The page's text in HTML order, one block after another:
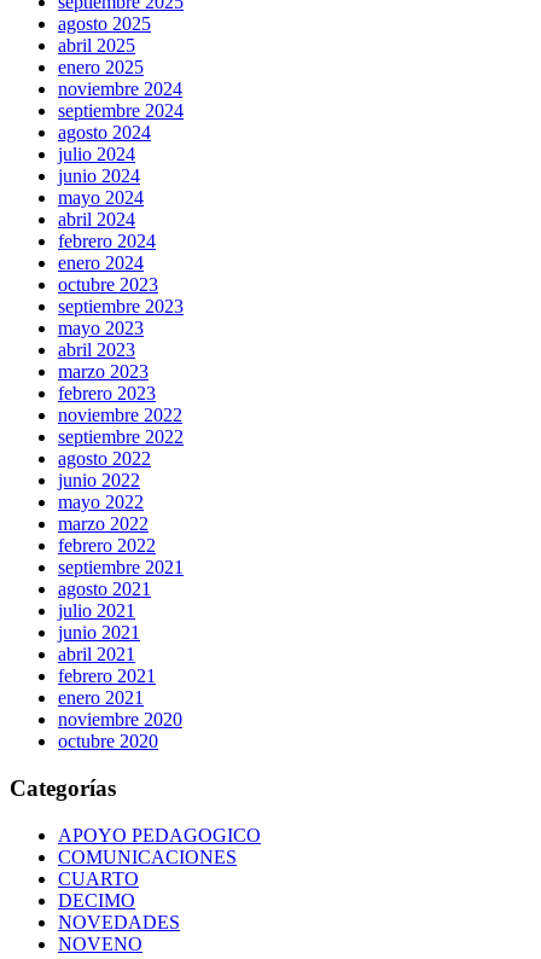
agosto 2025
abril 2025
enero 2025
noviembre 2024
septiembre 2024
agosto 2024
julio 2024
junio 2024
mayo 2024
abril 2024
febrero 2024
enero 2024
octubre 2023
septiembre 2023
mayo 2023
abril 2023
marzo 2023
febrero 2023
noviembre 2022
septiembre 2022
agosto 2022
junio 2022
mayo 2022
marzo 2022
febrero 2022
septiembre 2021
agosto 2021
julio 2021
junio 2021
abril 2021
febrero 2021
enero 2021
noviembre 2020
octubre 2020
Categorías
APOYO PEDAGOGICO
COMUNICACIONES
CUARTO
DECIMO
NOVEDADES
NOVENO